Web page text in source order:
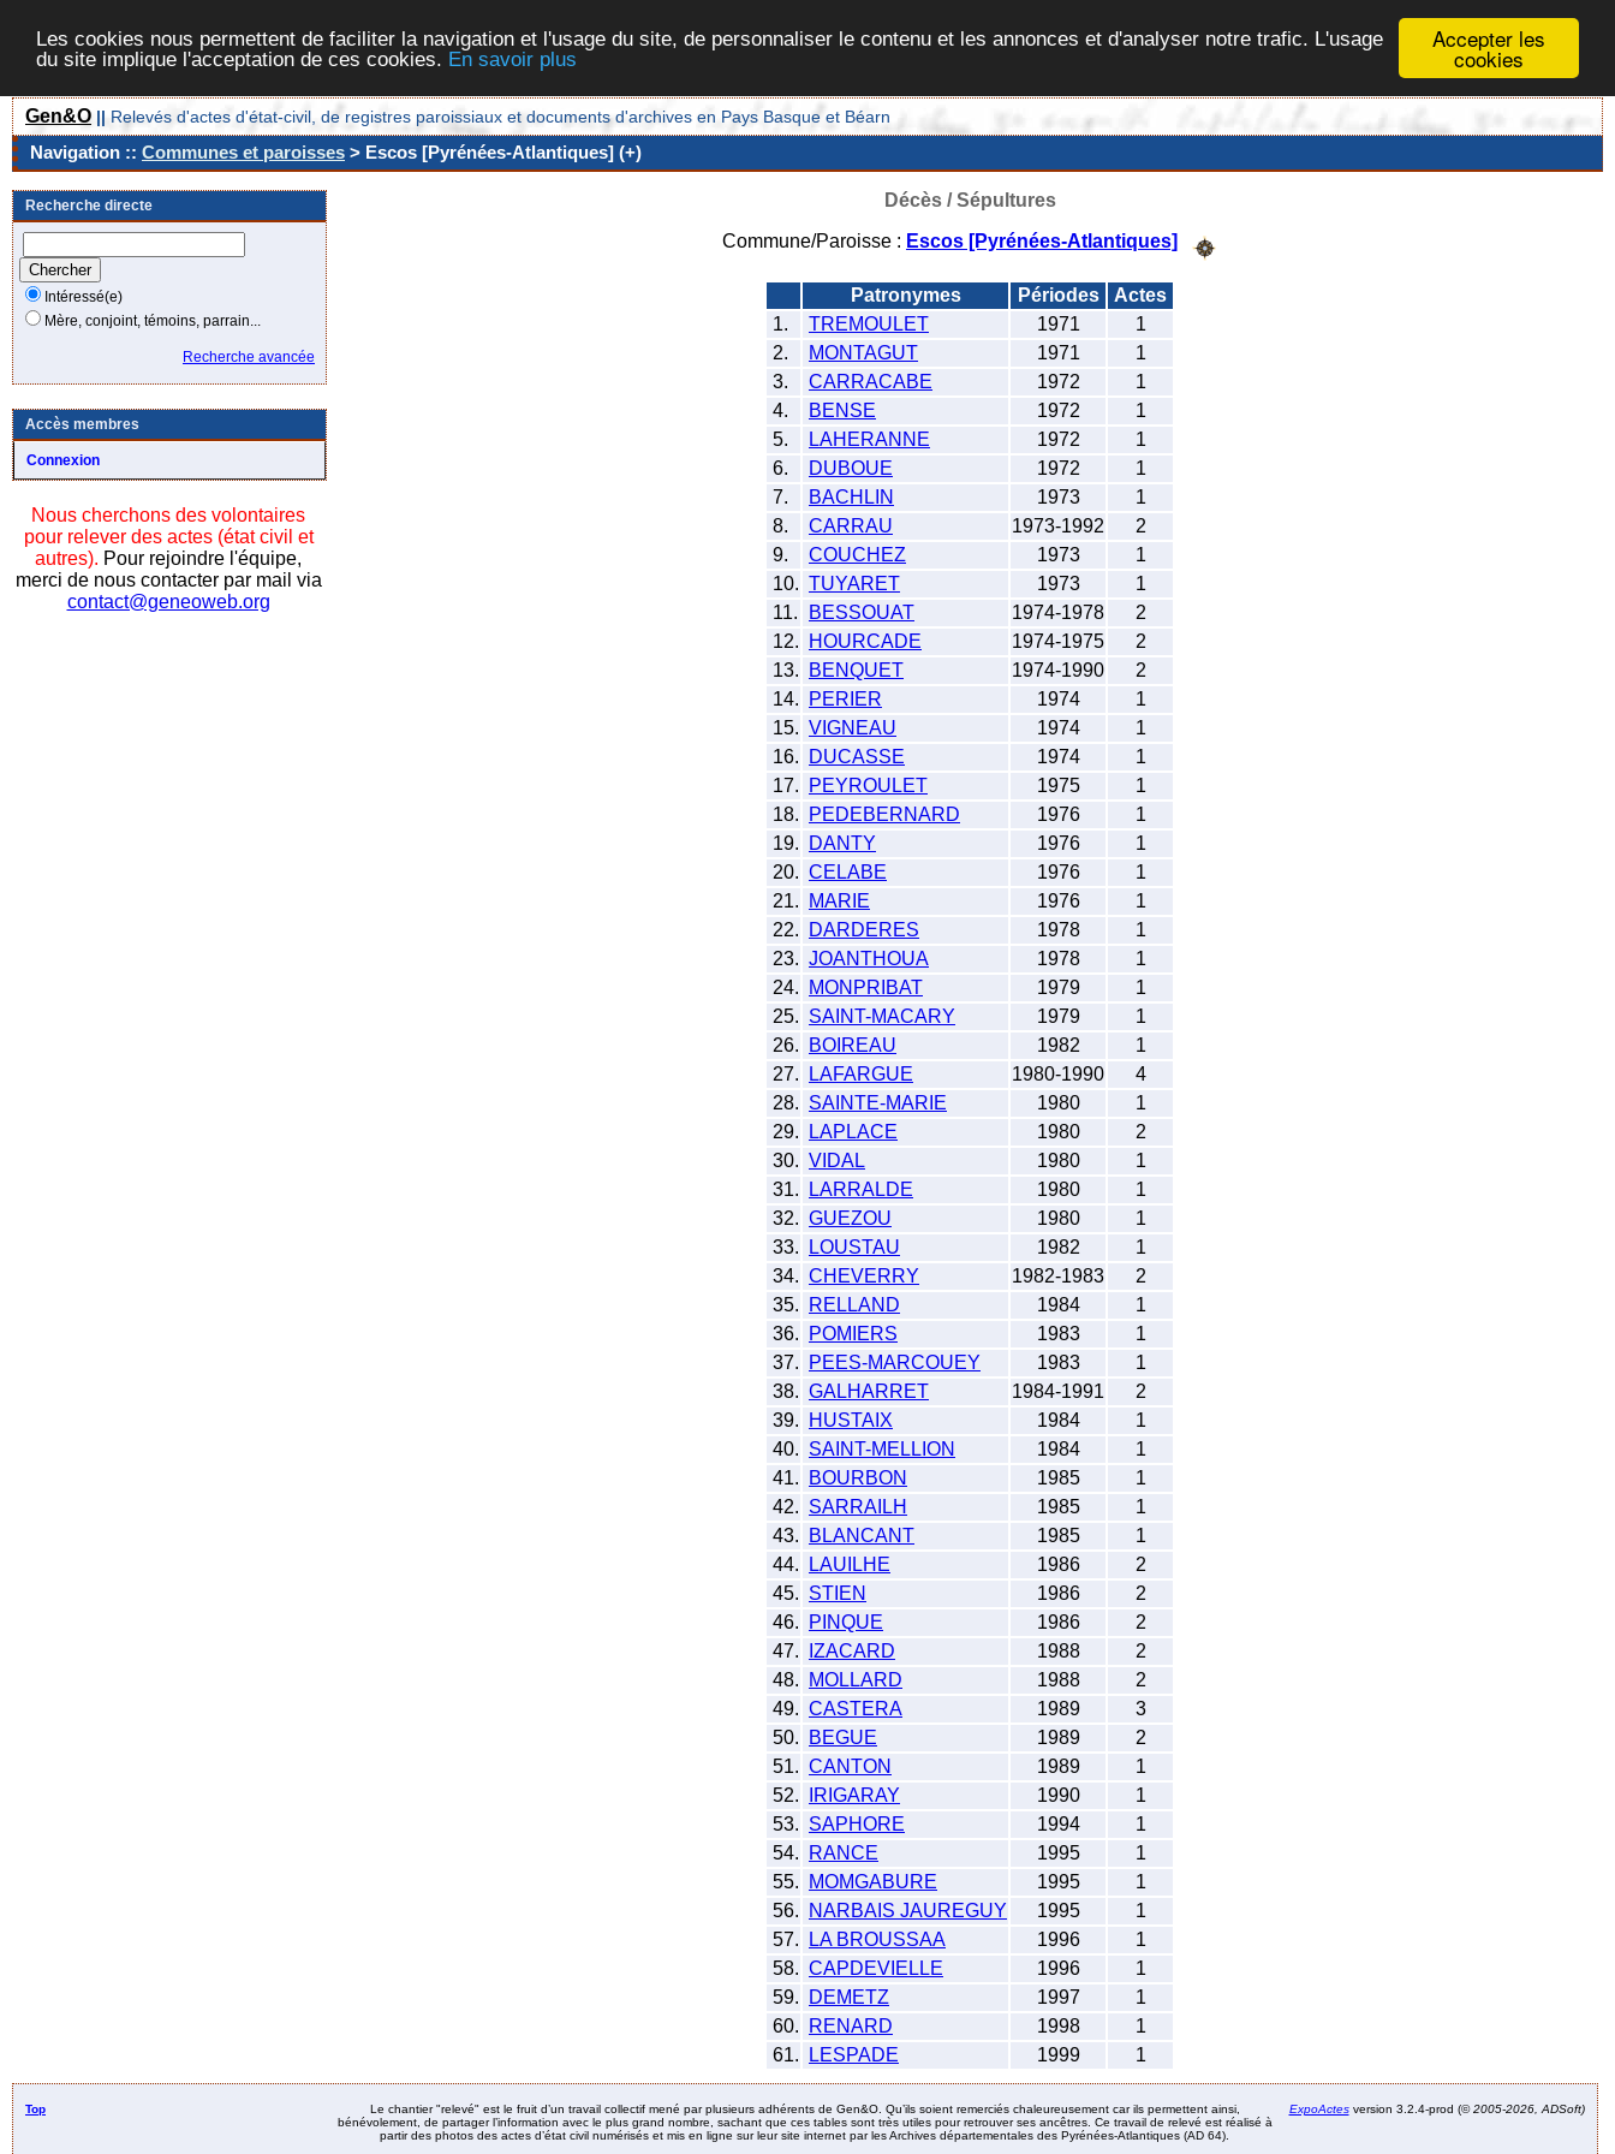
Accepter les
cookies
Les cookies nous permettent de faciliter la navigation et l'usage du site, de personnaliser le contenu et les annonces et d'analyser notre trafic. L'usage
du site implique l'acceptation de ces cookies. En savoir plus
Gen&O || Relevés d'actes d'état-civil, de registres paroissiaux et documents d'archives en Pays Basque et Béarn
Navigation :: Communes et paroisses > Escos [Pyrénées-Atlantiques] (+)
Recherche directe
Intéressé(e)
Mère, conjoint, témoins, parrain...
Recherche avancée
Accès membres
Connexion
Nous cherchons des volontaires
pour relever des actes (état civil et
autres). Pour rejoindre l'équipe,
merci de nous contacter par mail via
contact@geneoweb.org
Décès / Sépultures
Commune/Paroisse : Escos [Pyrénées-Atlantiques]
Patronymes Périodes
Actes
1.
TREMOULET 1971
1
2.
MONTAGUT 1971
1
3.
CARRACABE 1972
1
4.
BENSE 1972
1
5.
LAHERANNE 1972
1
6.
DUBOUE 1972
1
7.
BACHLIN 1973
1
8.
CARRAU 1973-1992
2
9.
COUCHEZ 1973
1
10. TUYARET 1973
1
11.
BESSOUAT 1974-1978
2
12.
HOURCADE 1974-1975
2
13.
BENQUET 1974-1990
2
14.
PERIER 1974
1
15. VIGNEAU 1974
1
16.
DUCASSE 1974
1
17.
PEYROULET 1975
1
18.
PEDEBERNARD 1976
1
19.
DANTY 1976
1
20. CELABE 1976
1
21.
MARIE 1976
1
22.
DARDERES 1978
1
23. JOANTHOUA 1978
1
24.
MONPRIBAT 1979
1
25. SAINT-MACARY 1979
1
26.
BOIREAU 1982
1
27.
LAFARGUE 1980-1990
4
28. SAINTE-MARIE 1980
1
29.
LAPLACE 1980
2
30. VIDAL 1980
1
31.
LARRALDE 1980
1
32. GUEZOU 1980
1
33.
LOUSTAU 1982
1
34. CHEVERRY 1982-1983
2
35.
RELLAND 1984
1
36.
POMIERS 1983
1
37.
PEES-MARCOUEY 1983
1
38. GALHARRET 1984-1991
2
39.
HUSTAIX 1984
1
40. SAINT-MELLION 1984
1
41.
BOURBON 1985
1
42. SARRAILH 1985
1
43.
BLANCANT 1985
1
44.
LAUILHE 1986
2
45. STIEN 1986
2
46.
PINQUE 1986
2
47.
IZACARD 1988
2
48.
MOLLARD 1988
2
49. CASTERA 1989
3
50.
BEGUE 1989
2
51. CANTON 1989
1
52.
IRIGARAY 1990
1
53. SAPHORE 1994
1
54.
RANCE 1995
1
55.
MOMGABURE 1995
1
56.
NARBAIS JAUREGUY 1995
1
57.
LA BROUSSAA 1996
1
58. CAPDEVIELLE 1996
1
59.
DEMETZ 1997
1
60.
RENARD 1998
1
61.
LESPADE 1999 1
Top
Le chantier "relevé" est le fruit d’un travail collectif mené par plusieurs adhérents de Gen&O. Qu’ils soient remerciés chaleureusement car ils permettent ainsi,
bénévolement, de partager l’information avec le plus grand nombre, sachant que ces tables sont très utiles pour retrouver ses ancêtres. Ce travail de relevé est réalisé à
partir des photos des actes d’état civil numérisés et mis en ligne sur leur site internet par les Archives départementales des Pyrénées-Atlantiques (AD 64).
ExpoActesversion 3.2.4-prod (©2005-2026, ADSoft)